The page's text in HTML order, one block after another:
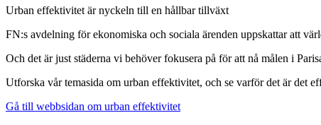
Urban effektivitet är nyckeln till en hållbar tillväxt
FN:s avdelning för ekonomiska och sociala ärenden uppskattar att
Och det är just städerna vi behöver fokusera på för att nå målen i
Utforska vår temasida om urban effektivitet, och se varför det är det
Gå till webbsidan om urban effektivitet